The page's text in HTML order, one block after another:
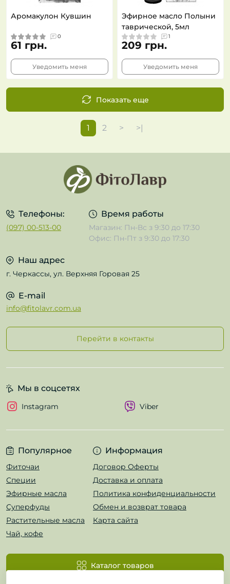
Аромакулон Кувшин
0
61 грн.
Уведомить меня
Эфирное масло Полыни
таврической, 5мл
1
209 грн.
Уведомить меня
Показать еще
1 2 > >|
Телефоны:
(097) 00-513-00
Время работы
Магазин: Пн-Вс з 9:30 до 17:30
Офис: Пн-Пт з 9:30 до 17:30
Наш адрес
г. Черкассы, ул. Верхняя Горовая 25
E-mail
info@fitolavr.com.ua
Перейти в контакты
Популярное
Фиточаи
Специи
Эфирные масла
Суперфуды
Растительные масла
Чай, кофе
Информация
Договор Оферты
Доставка и оплата
Политика конфиденциальности
Обмен и возврат товара
Карта сайта
Каталог товаров
Мы в соцсетях
Instagram Viber